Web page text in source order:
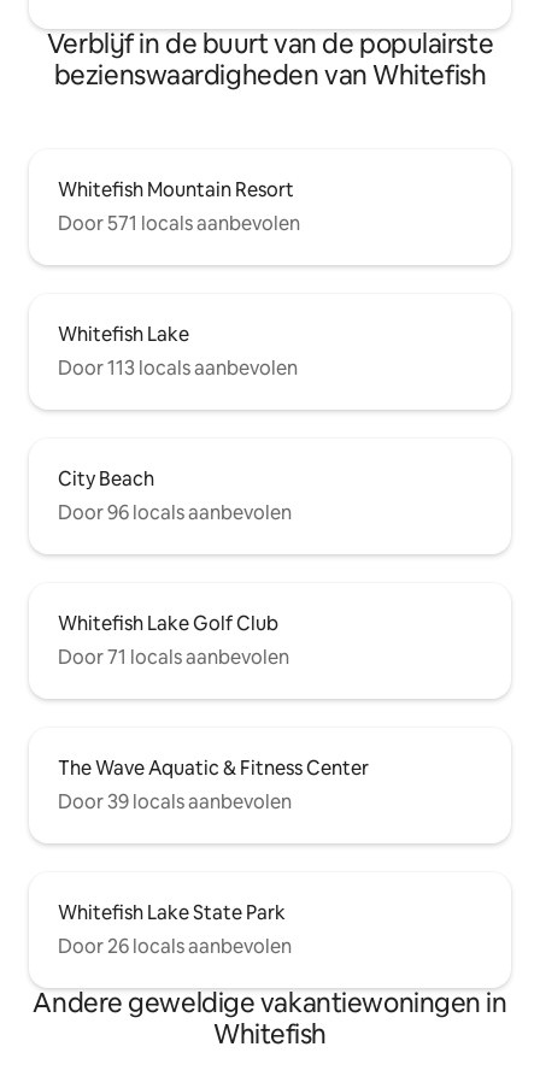
Verblijf in de buurt van de populairste
bezienswaardigheden van Whitefish
Whitefish Mountain Resort
Door 571 locals aanbevolen
Whitefish Lake
Door 113 locals aanbevolen
City Beach
Door 96 locals aanbevolen
Whitefish Lake Golf Club
Door 71 locals aanbevolen
The Wave Aquatic & Fitness Center
Door 39 locals aanbevolen
Whitefish Lake State Park
Door 26 locals aanbevolen
Andere geweldige vakantiewoningen in
Whitefish